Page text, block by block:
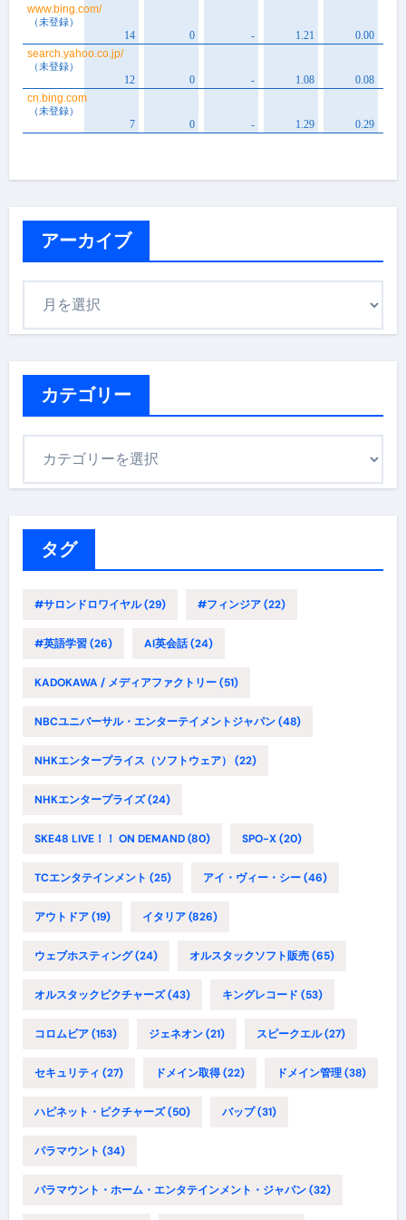
アーカイブ
カテゴリー
タグ
#サロンドロワイヤル(29) #フィンジア(22)
#英語学習(26) AI英会話(24)
KADOKAWA / メディアファクトリー(51)
NBCユニバーサル・エンターテイメントジャパン(48)
NHKエンタープライス（ソフトウェア） (22)
NHKエンタープライズ(24)
SKE48 LIVE！！ ON DEMAND(80) SPO-X(20)
TCエンタテインメント (25) アイ・ヴィー・シー(46)
アウトドア(19) イタリア(826)
ウェブホスティング(24) オルスタックソフト販売(65)
オルスタックピクチャーズ(43) キングレコード (53)
コロムビア(153) ジェネオン(21) スピークエル(27)
セキュリティ (27) ドメイン取得(22) ドメイン管理(38)
ハピネット・ピクチャーズ(50) バップ(31)
パラマウント (34)
パラマウント・ホーム・エンタテインメント・ジャパン(32)